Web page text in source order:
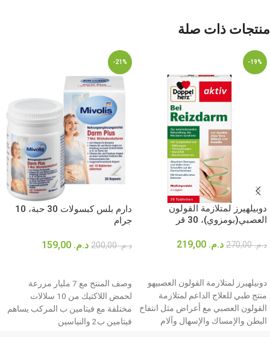
منتجات ذات صلة
-19%
دوبيلهيرز لمتلازمة القولون
العصبي(بومزوي)، 30 قر
د.م.270,00 د.م.
دوبيلهيرز لمتلازمة القولون العصبيهو
منتج طبي للعلاج الداعم لمتلازمة
القولون العصبي مع أعراض مثل انتفاخ
البطن والإمساك والإسهال وآلام
-21%
دارم بلس كبسولات 30 حبة، 10
جرام
د.م.200,00 د.م.
وصف المنتج مع 7 مليار مزرعة
لحمض اللاكتيك من 10 سلالات
مختلفة مع فيتامين ب المركب يساهم
فيتامين ب2 والنياسين